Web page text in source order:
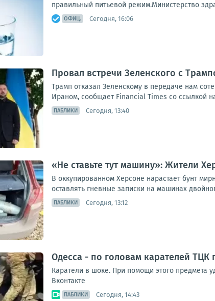
правильный питьевой режим.Министерство
ОФИЦ. Сегодня, 16:06
Провал встречи Зеленского с
Трамп отказал Зеленскому в передаче нам
Ираном, сообщает Financial Times со ссылкой
ПАБЛИКИ Сегодня, 13:40
«Не ставьте тут машину»: Жители
В оккупированном Херсоне нарастает бунт
оставлять гневные записки на машинах
ПАБЛИКИ Сегодня, 13:12
Одесса - по головам карателей
Каратели в шоке. При помощи этого предмета
Вконтакте
ПАБЛИКИ Сегодня, 14:43